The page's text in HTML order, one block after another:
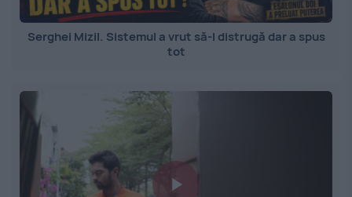
Serghei Mizil. Sistemul a vrut să-l distrugă dar a spus
tot